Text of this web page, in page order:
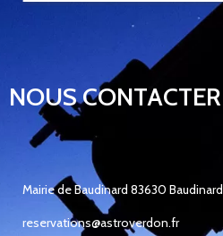
NOUS CONTACTER
Mairie de Baudinard 83630 Baudinard
reservations@astroverdon.fr